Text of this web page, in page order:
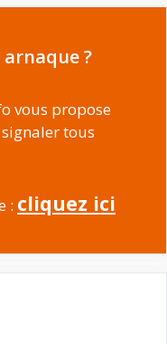
?
vous propose
tous
: cliquez ici